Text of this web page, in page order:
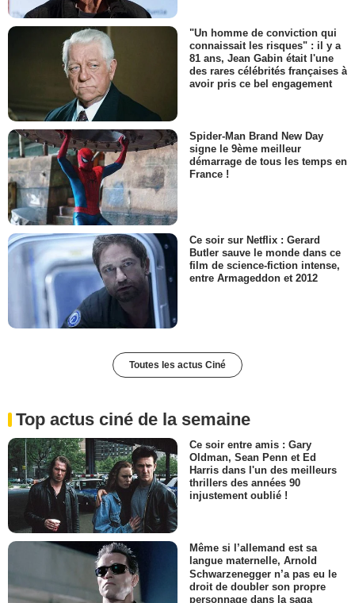
"Un homme de conviction qui
connaissait les risques" : il y a
81 ans, Jean Gabin était l'une
des rares célébrités françaises à
avoir pris ce bel engagement
Spider-Man Brand New Day
signe le 9ème meilleur
démarrage de tous les temps en
France !
Ce soir sur Netflix : Gerard
Butler sauve le monde dans ce
film de science-fiction intense,
entre Armageddon et 2012
Toutes les actus Ciné
Top actus ciné de la semaine
Ce soir entre amis : Gary
Oldman, Sean Penn et Ed
Harris dans l'un des meilleurs
thrillers des années 90
injustement oublié !
Même si l’allemand est sa
langue maternelle, Arnold
Schwarzenegger n’a pas eu le
droit de doubler son propre
personnage dans la saga